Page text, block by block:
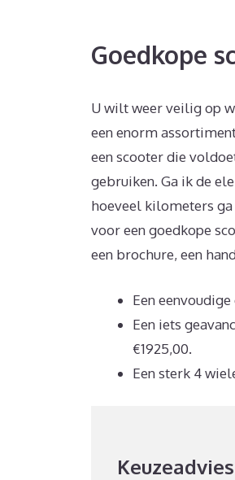
Goedkope
U wilt weer veilig op
een enorm
een scooter die
gebruiken. Ga ik de
hoeveel kilometers
voor een goedkope
een brochure, een
Een
Een iets
€1925,00.
Een sterk 4